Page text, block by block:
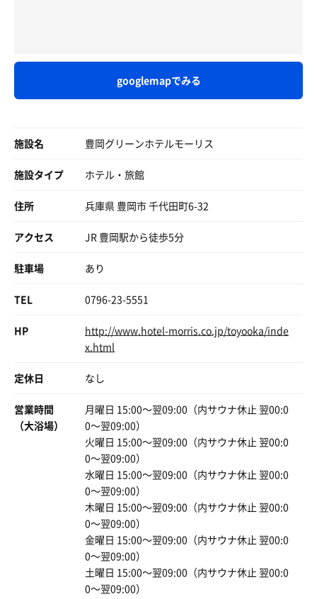
バス・トイレ付きで、スペースは広くて清潔。
ゆえに、駐車場660円はやむを得ず。
今回は宿泊費が6050円、駐車場660円、夕食800円、朝食
チェックインからチェックアウトまで外に出ずに、満足度
googlemapでみる
施設名 豊岡グリーンホテルモーリス
施設タイプ ホテル・旅館
住所 兵庫県 豊岡市 千代田町6-32
アクセス JR 豊岡駅から徒歩5分
駐車場 あり
TEL 0796-23-5551
HP
http://www.hotel-morris.co.jp/toyooka/inde
x.html
定休日 なし
営業時間
（大浴場）
月曜日 15:00〜翌09:00（内サウナ休止 翌00:0
0〜翌09:00）
火曜日 15:00〜翌09:00（内サウナ休止 翌00:0
0〜翌09:00）
水曜日 15:00〜翌09:00（内サウナ休止 翌00:0
0〜翌09:00）
木曜日 15:00〜翌09:00（内サウナ休止 翌00:0
0〜翌09:00）
金曜日 15:00〜翌09:00（内サウナ休止 翌00:0
0〜翌09:00）
土曜日 15:00〜翌09:00（内サウナ休止 翌00:0
0〜翌09:00）